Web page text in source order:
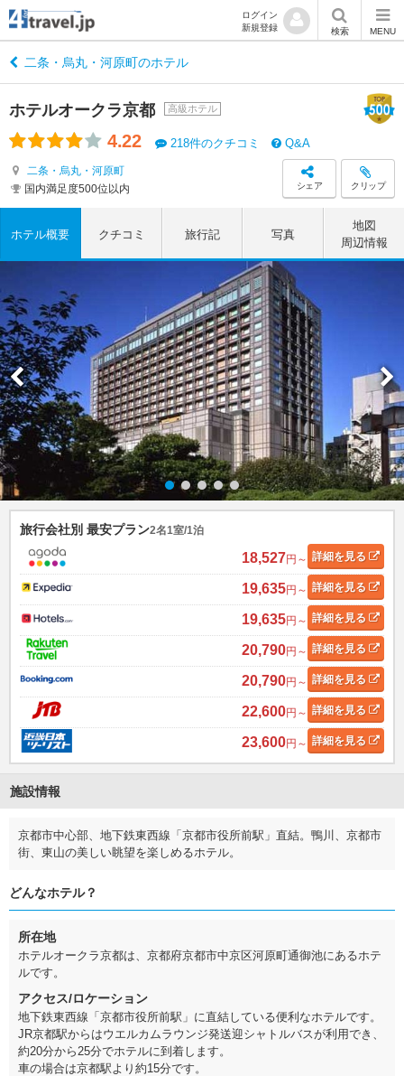
ログイン
新規登録
検索 MENU
二条・烏丸・河原町のホテル
ホテルオークラ京都 高級ホテル
4.22 218件のクチコミ Q&A
二条・烏丸・河原町
国内満足度500位以内
シェア クリップ
ホテル概要 クチコミ 旅行記 写真
地図
周辺情報
旅行会社別 最安プラン2名1室/1泊
18,527円～ 詳細を見る
19,635円～ 詳細を見る
19,635円～ 詳細を見る
20,790円～ 詳細を見る
20,790円～ 詳細を見る
22,600円～ 詳細を見る
23,600円～ 詳細を見る
施設情報
京都市中心部、地下鉄東西線「京都市役所前駅」直結。鴨川、京都市
街、東山の美しい眺望を楽しめるホテル。
どんなホテル？
所在地
ホテルオークラ京都は、京都府京都市中京区河原町通御池にあるホテ
ルです。
アクセス/ロケーション
地下鉄東西線「京都市役所前駅」に直結している便利なホテルです。
JR京都駅からはウエルカムラウンジ発送迎シャトルバスが利用でき、
約20分から25分でホテルに到着します。
車の場合は京都駅より約15分です。